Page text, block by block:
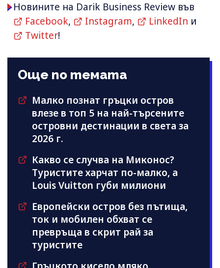
Новините на Darik Business Review във
Facebook, Instagram, LinkedIn и
Twitter!
Още по темата
Малко познат гръцки остров
влезе в топ 5 на най-търсените
островни дестинации в света за
2026 г.
Какво се случва на Миконос?
Туристите харчат по-малко, а
Louis Vuitton губи милиони
Европейски остров без пътища,
ток и мобилен обхват се
превръща в скрит рай за
туристите